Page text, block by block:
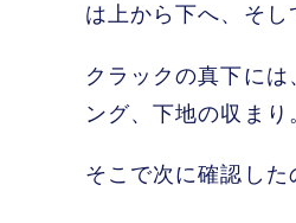
は上から下へ、そ
クラックの真下に
ング、下地の収ま
そこで次に確認した